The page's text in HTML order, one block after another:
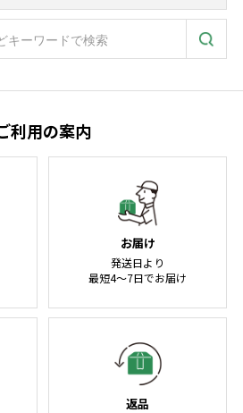
利用の案内
お届け
発送日より
最短4～7日でお届け
返品